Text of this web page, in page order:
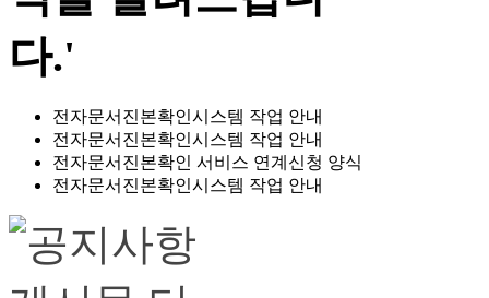
전자문서진본확인시스템 작업 안내
전자문서진본확인시스템 작업 안내
전자문서진본확인 서비스 연계신청 양식
전자문서진본확인시스템 작업 안내